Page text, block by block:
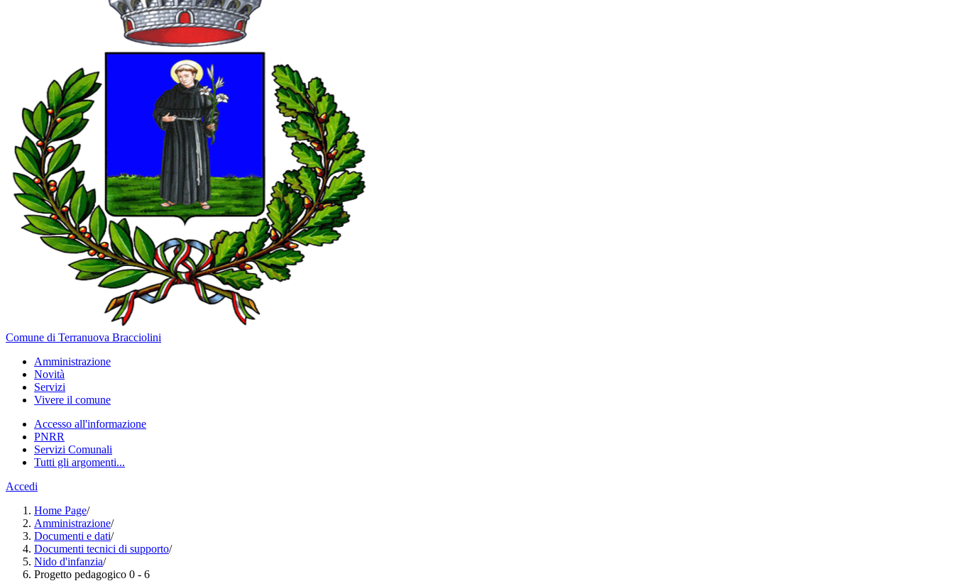
Comune di Terranuova Bracciolini
Amministrazione
Novità
Servizi
Vivere il comune
Accesso all'informazione
PNRR
Servizi Comunali
Tutti gli argomenti...
Accedi
Home Page/
Amministrazione/
Documenti e dati/
Documenti tecnici di supporto/
Nido d'infanzia/
Progetto pedagogico 0 - 6